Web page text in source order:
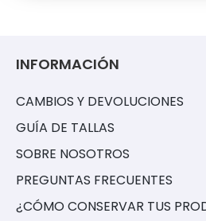
INFORMACIÓN
CAMBIOS Y DEVOLUCIONES
GUÍA DE TALLAS
SOBRE NOSOTROS
PREGUNTAS FRECUENTES
¿CÓMO CONSERVAR TUS